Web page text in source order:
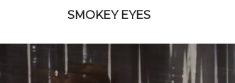
SMOKEY EYES